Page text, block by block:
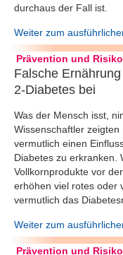
durchaus der Fall ist.
Weiter zum
Prävention und
Falsche
2-Diabetes bei
Was der Mensch isst,
Wissenschaftler
vermutlich einen
Diabetes zu erkranken.
Vollkornprodukte vor
erhöhen viel rotes oder
vermutlich das
Weiter zum
Prävention und